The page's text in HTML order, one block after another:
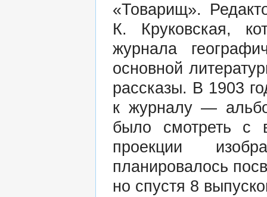
«Товарищ».
К. Круковская,
журнала
основной
рассказы. В 1903
к журналу —
было смотреть с
проекции
планировалось
но спустя 8